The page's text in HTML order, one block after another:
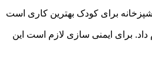
برای کودک بهترین کاری است
داد. برای ایمنی سازی لازم است این